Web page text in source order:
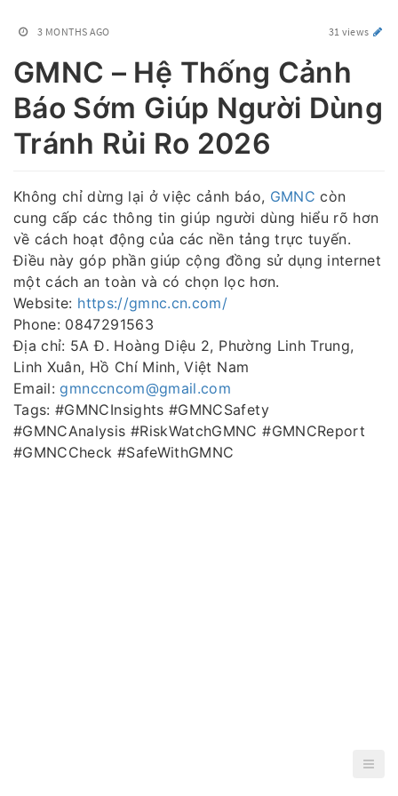
3 MONTHS AGO 31 views
GMNC – Hệ Thống Cảnh
Báo Sớm Giúp Người Dùng
Tránh Rủi Ro 2026
Không chỉ dừng lại ở việc cảnh báo, GMNC còn
cung cấp các thông tin giúp người dùng hiểu rõ hơn
về cách hoạt động của các nền tảng trực tuyến.
Điều này góp phần giúp cộng đồng sử dụng internet
một cách an toàn và có chọn lọc hơn.
Website: https://gmnc.cn.com/
Phone: 0847291563
Địa chỉ: 5A Đ. Hoàng Diệu 2, Phường Linh Trung,
Linh Xuân, Hồ Chí Minh, Việt Nam
Email:gmnccncom@gmail.com
Tags: #GMNCInsights #GMNCSafety
#GMNCAnalysis #RiskWatchGMNC #GMNCReport
#GMNCCheck #SafeWithGMNC